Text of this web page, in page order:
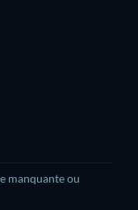
manquante ou